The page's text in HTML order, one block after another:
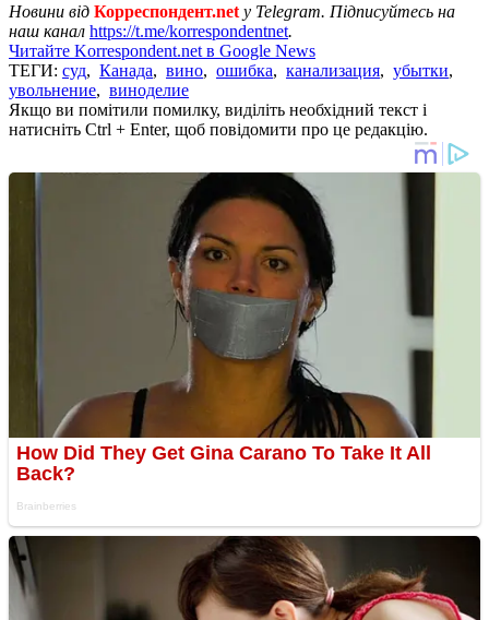
Новини від Корреспондент.net у Telegram. Підписуйтесь на
наш канал https://t.me/korrespondentnet.
Читайте Korrespondent.net в Google News
ТЕГИ: суд, Канада, вино, ошибка, канализация, убытки,
увольнение, виноделие
Якщо ви помітили помилку, виділіть необхідний текст і
натисніть Ctrl + Enter, щоб повідомити про це редакцію.